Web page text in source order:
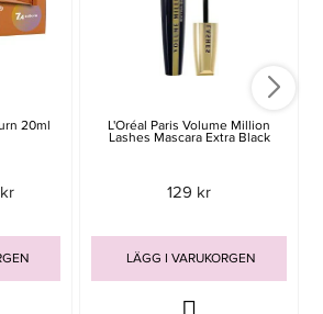
20ml L'Oréal Paris Volume Million
Lashes Mascara Extra Black
129 kr
LÄGG I VARUKORGEN